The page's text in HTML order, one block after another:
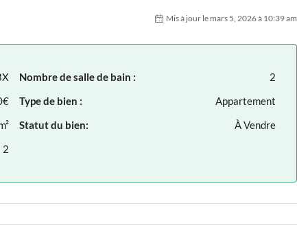
Mis à jour le mars 5, 2026 à 10:39 am
2
Nombre de salle de bain :
2
Type de bien :
Appartement
Statut du bien:
À Vendre